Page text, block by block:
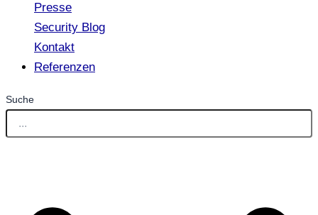
Presse
Security Blog
Kontakt
Referenzen
Suche